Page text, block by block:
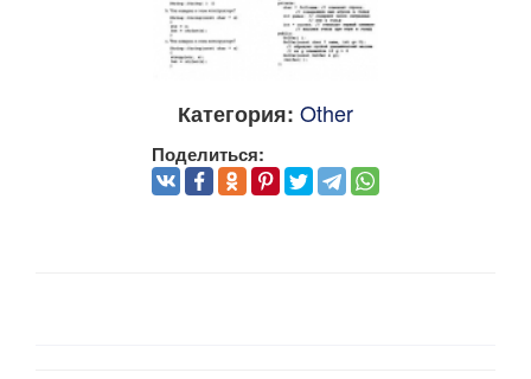
Категория: Other
Поделиться: